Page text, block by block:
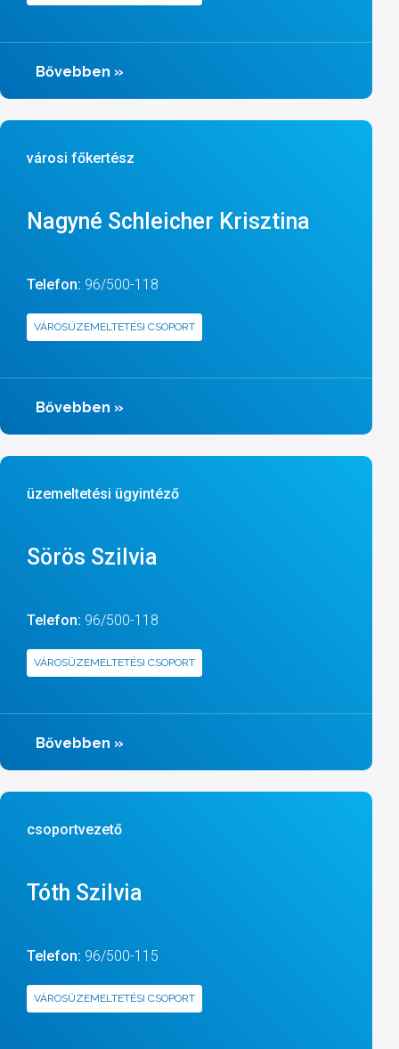
Bővebben »
városi főkertész
Nagyné Schleicher Krisztina
Telefon: 96/500-118
VÁROSÜZEMELTETÉSI CSOPORT
Bővebben »
üzemeltetési ügyintéző
Sörös Szilvia
Telefon: 96/500-118
VÁROSÜZEMELTETÉSI CSOPORT
Bővebben »
csoportvezető
Tóth Szilvia
Telefon: 96/500-115
VÁROSÜZEMELTETÉSI CSOPORT